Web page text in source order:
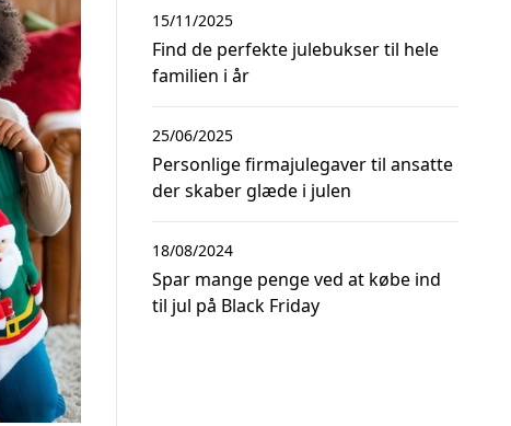
Find de perfekte julebukser til hele
familien i år
15/11/2025
Personlige firmajulegaver til ansatte
der skaber glæde i julen
25/06/2025
Spar mange penge ved at købe ind
til jul på Black Friday
18/08/2024